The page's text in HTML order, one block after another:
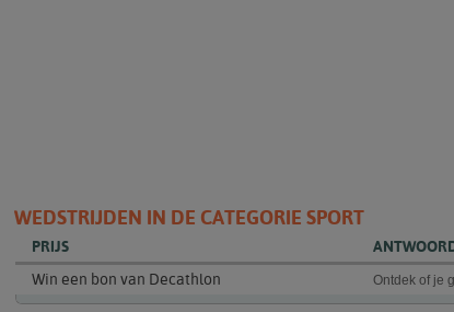
WEDSTRIJDEN IN DE CATEGORIE SPORT
PRIJS
Win een bon van Decathlon
Ontdek of je